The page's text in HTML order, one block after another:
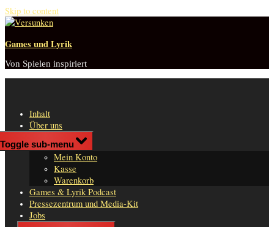
Skip to content
Games und Lyrik
Von Spielen inspiriert
Inhalt
Über uns
Shop
Toggle sub-menu
Mein Konto
Kasse
Warenkorb
Games & Lyrik Podcast
Pressezentrum und Media-Kit
Jobs